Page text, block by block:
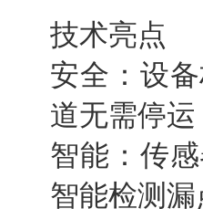
技术亮点
安全：设
道无需停
智能：传
智能检测